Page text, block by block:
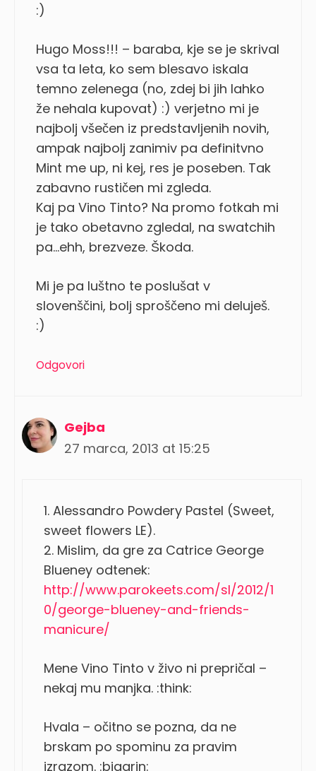
:)
Hugo Moss!!! – baraba, kje se je skrival
vsa ta leta, ko sem blesavo iskala
temno zelenega (no, zdej bi jih lahko
že nehala kupovat) :) verjetno mi je
najbolj všečen iz predstavljenih novih,
ampak najbolj zanimiv pa definitvno
Mint me up, ni kej, res je poseben. Tak
zabavno rustičen mi zgleda.
Kaj pa Vino Tinto? Na promo fotkah mi
je tako obetavno zgledal, na swatchih
pa…ehh, brezveze. Škoda.
Mi je pa luštno te poslušat v
slovenščini, bolj sproščeno mi deluješ.
:)
Odgovori
Gejba
27 marca, 2013 at 15:25
1. Alessandro Powdery Pastel (Sweet,
sweet flowers LE).
2. Mislim, da gre za Catrice George
Blueney odtenek:
http://www.parokeets.com/sl/2012/1
0/george-blueney-and-friends-
manicure/
Mene Vino Tinto v živo ni prepričal –
nekaj mu manjka. :think:
Hvala – očitno se pozna, da ne
brskam po spominu za pravim
izrazom. :biggrin: